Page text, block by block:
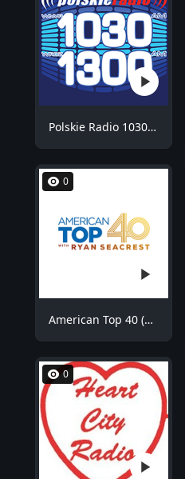
Polskie Radio 1030 Chicago - WNVR
0
American Top 40 (AT40)
0